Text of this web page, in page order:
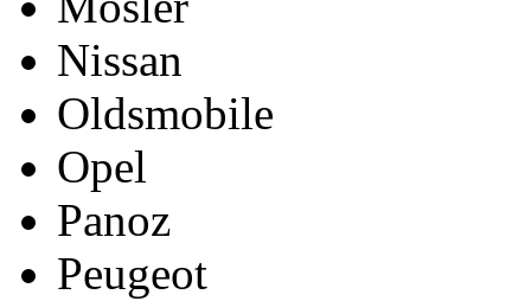
Nissan
Oldsmobile
Opel
Panoz
Peugeot